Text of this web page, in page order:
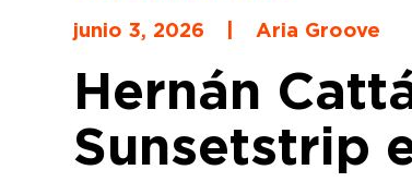
junio 3, 2026
Aria Groove
Hernán
Sunsetstrip